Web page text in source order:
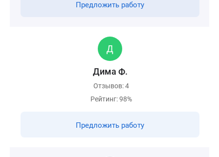
Предложить работу
Дима Ф.
Отзывов: 4
Рейтинг: 98%
Предложить работу